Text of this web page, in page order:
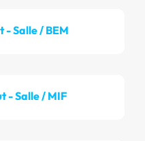
- Salle / BEM
- Salle / MIF